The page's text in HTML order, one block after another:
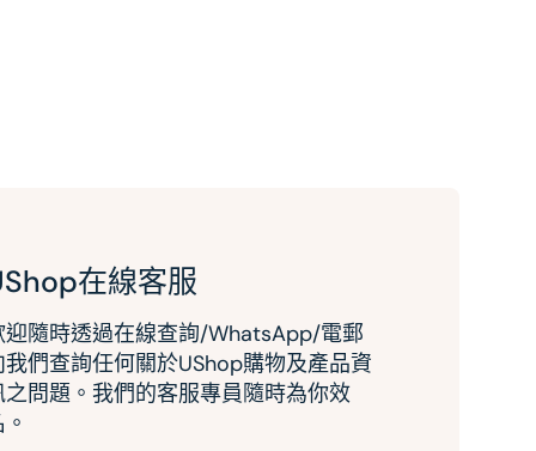
在線客服
迎隨時透過在線查詢/WhatsApp/電郵
我們查詢任何關於UShop購物及產品資
之問題。我們的客服專員隨時為你效